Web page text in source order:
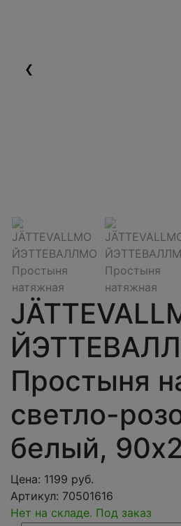
❮
Простыня
светло-
белый,
Цена: 1199 руб.
Артикул: 70501616
Нет на складе. Под заказ